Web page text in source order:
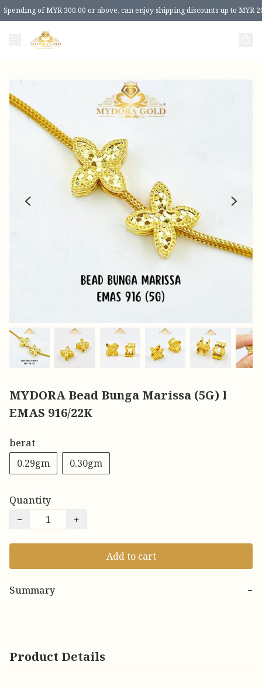
Spending of MYR 300.00 or above, can enjoy shipping discounts up to MYR
MYDORA Bead Bunga Marissa (5G) l
EMAS 916/22K
berat
0.29gm
0.30gm
Quantity
−
+
Add to cart
Summary −
Product Details